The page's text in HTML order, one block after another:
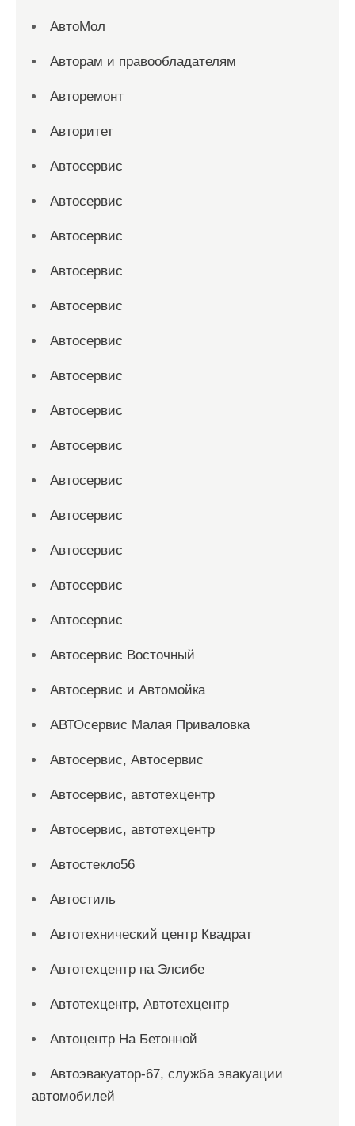
АвтоМол
Авторам и правообладателям
Авторемонт
Авторитет
Автосервис
Автосервис
Автосервис
Автосервис
Автосервис
Автосервис
Автосервис
Автосервис
Автосервис
Автосервис
Автосервис
Автосервис
Автосервис
Автосервис
Автосервис Восточный
Автосервис и Автомойка
АВТОсервис Малая Приваловка
Автосервис, Автосервис
Автосервис, автотехцентр
Автосервис, автотехцентр
Автостекло56
Автостиль
Автотехнический центр Квадрат
Автотехцентр на Элсибе
Автотехцентр, Автотехцентр
Автоцентр На Бетонной
Автоэвакуатор-67, служба эвакуации
автомобилей